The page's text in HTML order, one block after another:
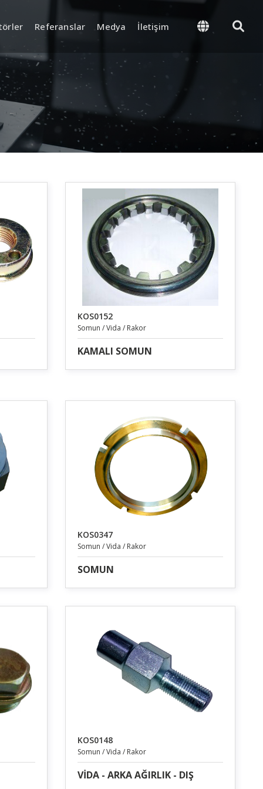
ve Final Kalite
Ekipmanları
Sistemi
Tedarik ve Lojistik
Stok ve Depo Yönetimi
Referanslar Medya İletişim
KOS0152
Somun / Vida / Rakor
KAMALI SOMUN
KOS0347
Somun / Vida / Rakor
SOMUN
KOS0148
Somun / Vida / Rakor
VİDA - ARKA AĞIRLIK - DIŞ